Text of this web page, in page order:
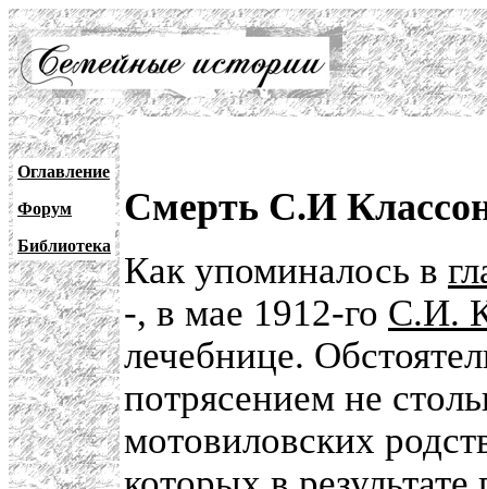
Оглавление
Форум
Библиотека
Смерть С.И
Как упоминалось в
-, в мае 1912-го С.И.
лечебнице.
потрясением не
мотовиловских